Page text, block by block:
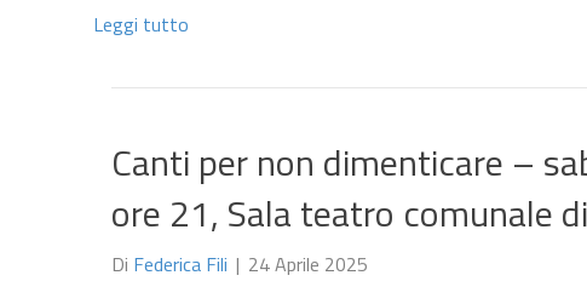
Leggi tutto
Canti per non dimenticare –
ore 21, Sala teatro comunale
Di Federica Fili | 24 Aprile 2025